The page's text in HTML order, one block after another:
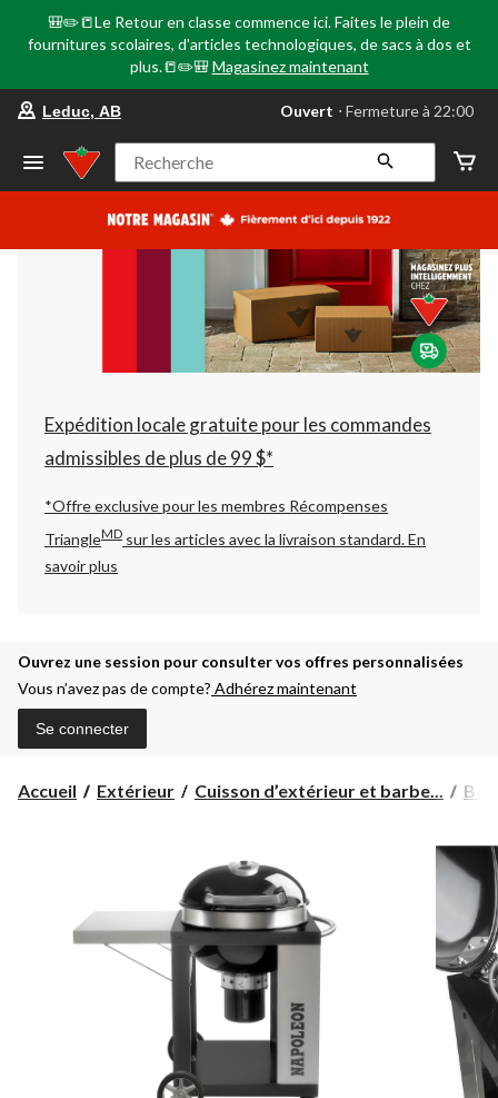
🎒✏️📒Le Retour en classe commence ici. Faites le plein de
fournitures scolaires, d'articles technologiques, de sacs à dos et
plus.📒✏️🎒 Magasinez maintenant
votre
préféré
Leduc,
AB,
courament
Fermeture
à
22:00
cliquer
pour
changer
Leduc, AB Ouvert ⋅ Fermeture à 22:00
Recherche
Expédition locale gratuite pour les commandes
admissibles de plus de 99 $*
*Offre exclusive pour les membres Récompenses
TriangleMD sur les articles avec la livraison standard.En
savoir plus
Ouvrez une session pour consulter vos offres personnalisées
Vous n’avez pas de compte? Adhérez maintenant
Se connecter
Accueil Extérieur Cuisson d’extérieur et barbe...